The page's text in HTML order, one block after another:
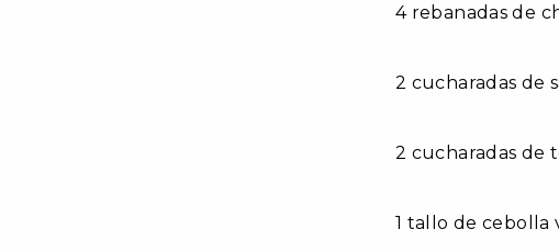
4 rebanadas de
2 cucharadas de
2 cucharadas de
1 tallo de cebolla